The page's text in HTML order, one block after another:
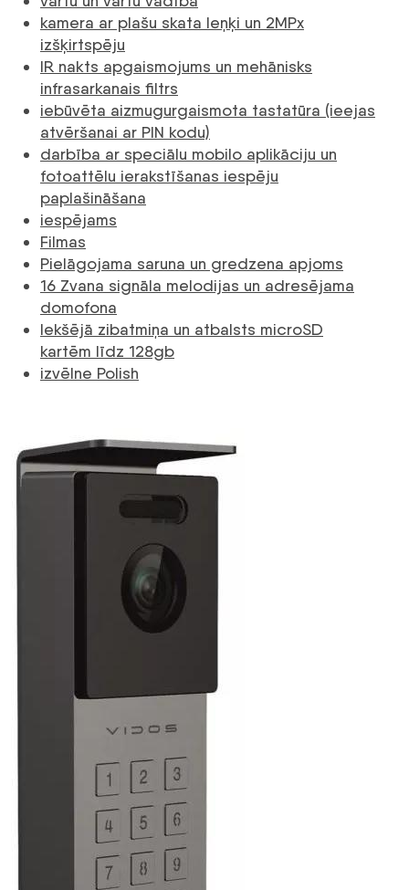
kamera ar plašu skata leņķi un 2MPx
izšķirtspēju
IR nakts apgaismojums un mehānisks
infrasarkanais filtrs
iebūvēta aizmugurgaismota tastatūra (ieejas
atvēršanai ar PIN kodu)
darbība ar speciālu mobilo aplikāciju un
fotoattēlu ierakstīšanas iespēju
paplašināšana
iespējams
Filmas
Pielāgojama saruna un gredzena apjoms
16 Zvana signāla melodijas un adresējama
domofona
Iekšējā zibatmiņa un atbalsts microSD
kartēm līdz 128gb
izvēlne Polish